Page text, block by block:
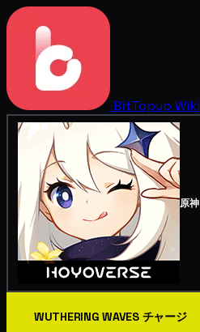
BitTopup Wiki
原神
WUTHERING WAVES チャージ